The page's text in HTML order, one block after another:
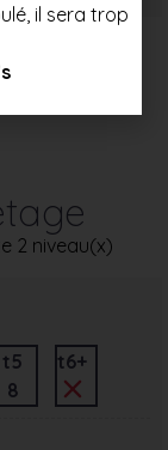
2 niveau(x)
t5
8
t6+
il sera trop